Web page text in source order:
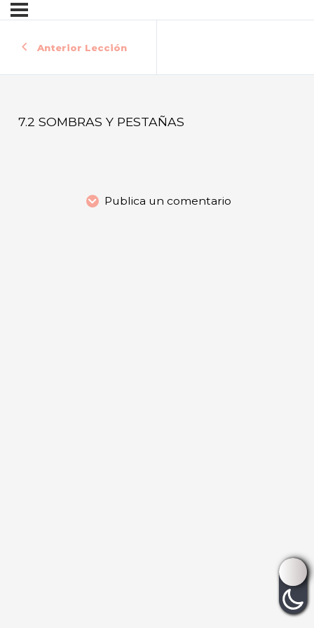
Anterior Lección
7.2 SOMBRAS Y PESTAÑAS
Publica un comentario